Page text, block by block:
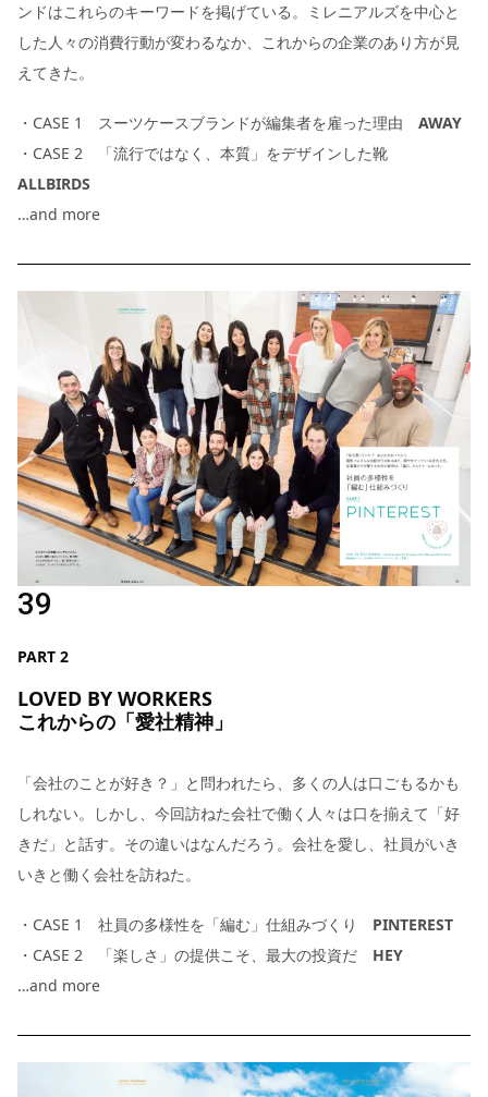
ンドはこれらのキーワードを掲げている。ミレニアルズを中心と
した人々の消費行動が変わるなか、これからの企業のあり方が見
えてきた。
・CASE 1 スーツケースブランドが編集者を雇った理由 AWAY
・CASE 2 「流行ではなく、本質」をデザインした靴
ALLBIRDS
…and more
39
PART 2
LOVED BY WORKERS
これからの「愛社精神」
「会社のことが好き？」と問われたら、多くの人は口ごもるかも
しれない。しかし、今回訪ねた会社で働く人々は口を揃えて「好
きだ」と話す。その違いはなんだろう。会社を愛し、社員がいき
いきと働く会社を訪ねた。
・CASE 1 社員の多様性を「編む」仕組みづくり PINTEREST
・CASE 2 「楽しさ」の提供こそ、最大の投資だ HEY
…and more